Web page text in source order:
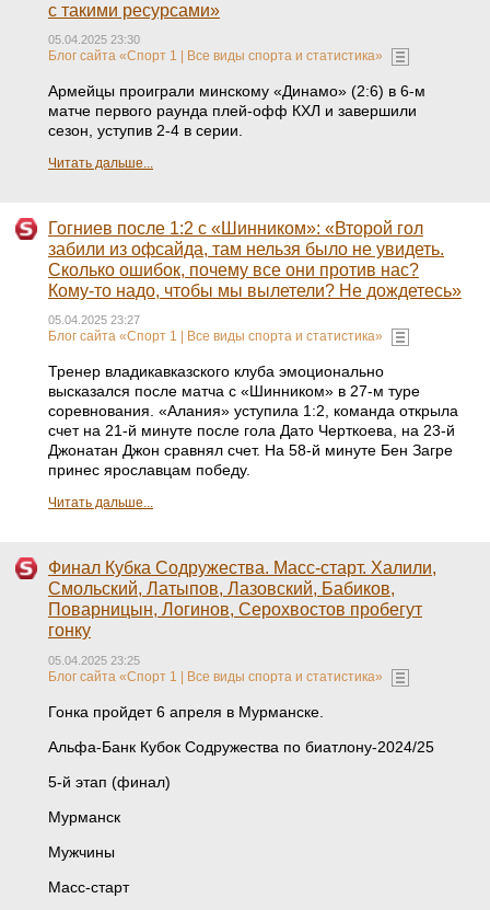
с такими ресурсами»
05.04.2025 23:30
Блог сайта «Спорт 1 | Все виды спорта и статистика»
Армейцы проиграли минскому «Динамо» (2:6) в 6-м
матче первого раунда плей-офф КХЛ и завершили
сезон, уступив 2-4 в серии.
Читать дальше...
Гогниев после 1:2 с «Шинником»: «Второй гол
забили из офсайда, там нельзя было не увидеть.
Сколько ошибок, почему все они против нас?
Кому-то надо, чтобы мы вылетели? Не дождетесь»
05.04.2025 23:27
Блог сайта «Спорт 1 | Все виды спорта и статистика»
Тренер владикавказского клуба эмоционально
высказался после матча с «Шинником» в 27-м туре
соревнования. «Алания» уступила 1:2, команда открыла
счет на 21-й минуте после гола Дато Черткоева, на 23-й
Джонатан Джон сравнял счет. На 58-й минуте Бен Загре
принес ярославцам победу.
Читать дальше...
Финал Кубка Содружества. Масс-старт. Халили,
Смольский, Латыпов, Лазовский, Бабиков,
Поварницын, Логинов, Серохвостов пробегут
гонку
05.04.2025 23:25
Блог сайта «Спорт 1 | Все виды спорта и статистика»
Гонка пройдет 6 апреля в Мурманске.
Альфа-Банк Кубок Содружества по биатлону-2024/25
5-й этап (финал)
Мурманск
Мужчины
Масс-старт